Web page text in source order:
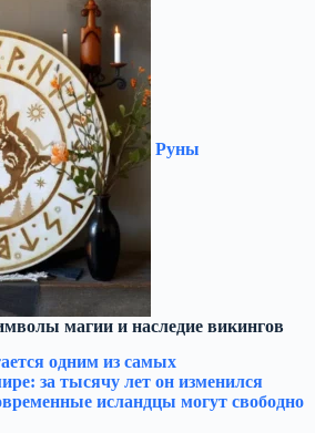
Руны
магии и наследие викингов
одним из самых
за тысячу лет он изменился
исландцы могут свободно